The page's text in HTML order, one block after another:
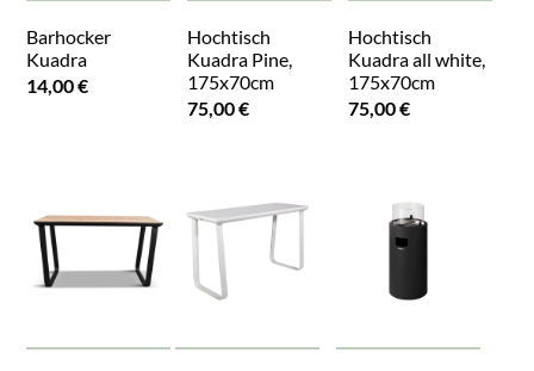
Barhocker
Kuadra
14,00 €
Hochtisch
Kuadra Pine,
175x70cm
75,00 €
Hochtisch
Kuadra all white,
175x70cm
75,00 €